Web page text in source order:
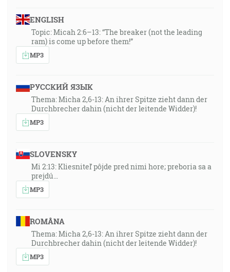
ENGLISH
Topic: Micah 2:6–13: “The breaker (not the leading
ram) is come up before them!”
MP3
РУССКИЙ ЯЗЫК
Thema: Micha 2,6-13: An ihrer Spitze zieht dann der
Durchbrecher dahin (nicht der leitende Widder)!
MP3
SLOVENSKY
Mi 2:13: Kliesniteľ pôjde pred nimi hore; preboria sa a
prejdú…
MP3
ROMÂNA
Thema: Micha 2,6-13: An ihrer Spitze zieht dann der
Durchbrecher dahin (nicht der leitende Widder)!
MP3